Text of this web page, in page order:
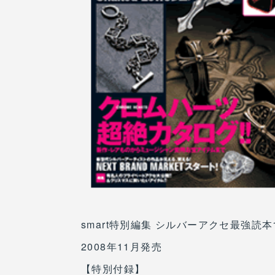
smart特別編集 シルバーアクセ最強読
2008年11月発売
【特別付録】